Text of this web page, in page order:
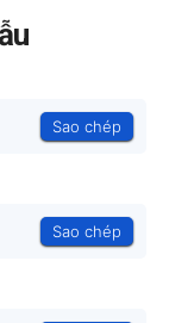
Sao chép
Sao chép